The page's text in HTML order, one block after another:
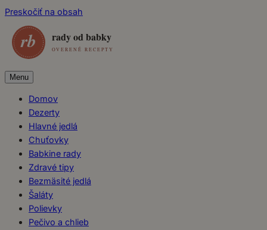
Preskočiť na obsah
Menu
Domov
Dezerty
Hlavné jedlá
Chuťovky
Babkine rady
Zdravé tipy
Bezmäsité jedlá
Šaláty
Polievky
Pečivo a chlieb